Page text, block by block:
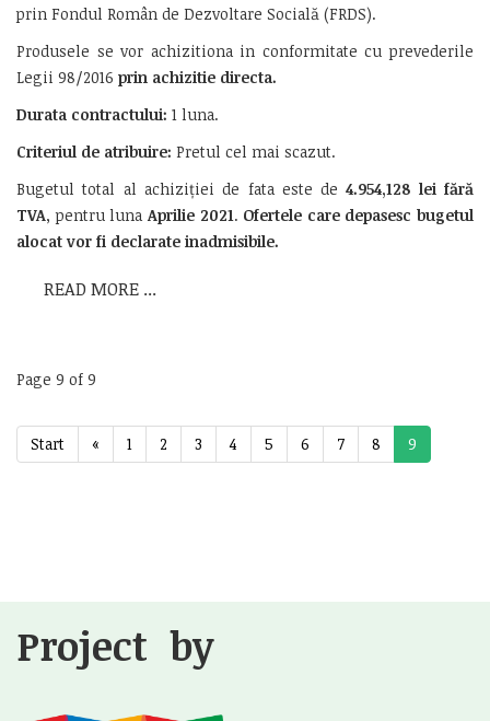
prin Fondul Român de Dezvoltare Socială (FRDS).
Produsele se vor achizitiona in conformitate cu prevederile
Legii 98/2016 prin achizitie directa.
Durata contractului: 1 luna.
Criteriul de atribuire: Pretul cel mai scazut.
Bugetul total al achiziției de fata este de4.954,128 lei fără
TVA, pentru luna Aprilie 2021. Ofertele care depasesc bugetul
alocat vor fi declarate inadmisibile.
READ MORE ...
Page 9 of 9
Start « 1 2 3 4 5 6 7 8 9
Project by